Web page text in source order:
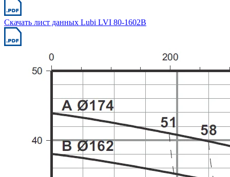
Скачать лист данных Lubi LVI 80-1602B